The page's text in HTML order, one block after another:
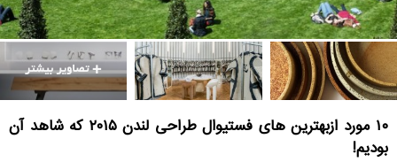
۱۰ مورد ازبهترین های فستیوال طراحی لندن ۲۰۱۵ که شاهد آن
بودیم!